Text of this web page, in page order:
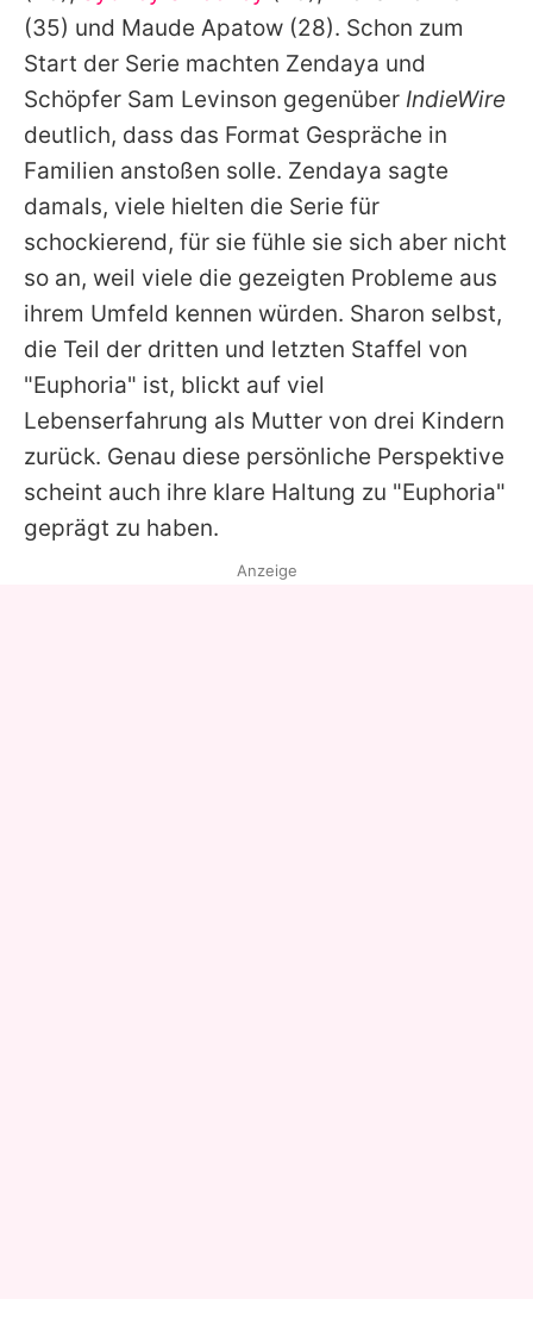
(35) und Maude Apatow (28). Schon zum
Start der Serie machten Zendaya und
Schöpfer Sam Levinson gegenüber IndieWire
deutlich, dass das Format Gespräche in
Familien anstoßen solle. Zendaya sagte
damals, viele hielten die Serie für
schockierend, für sie fühle sie sich aber nicht
so an, weil viele die gezeigten Probleme aus
ihrem Umfeld kennen würden. Sharon selbst,
die Teil der dritten und letzten Staffel von
"Euphoria" ist, blickt auf viel
Lebenserfahrung als Mutter von drei Kindern
zurück. Genau diese persönliche Perspektive
scheint auch ihre klare Haltung zu "Euphoria"
geprägt zu haben.
Anzeige